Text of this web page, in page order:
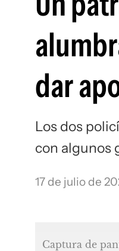
dar
Los dos
con algunos
17 de julio de
Captura de